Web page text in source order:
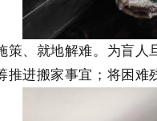
策、就地解难。为盲
进搬家事宜；将困难